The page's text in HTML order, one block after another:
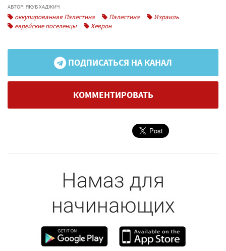
АВТОР: ЯКУБ ХАДЖИЧ
оккупированная Палестина Палестина
Израиль
еврейские поселенцы
Хеврон
ПОДПИСАТЬСЯ НА КАНАЛ
КОММЕНТИРОВАТЬ